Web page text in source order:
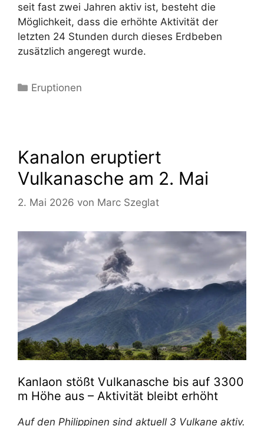
seit fast zwei Jahren aktiv ist, besteht die
Möglichkeit, dass die erhöhte Aktivität der
letzten 24 Stunden durch dieses Erdbeben
zusätzlich angeregt wurde.
Kategorien
Eruptionen
Kanalon eruptiert
Vulkanasche am 2. Mai
2. Mai 2026 von Marc Szeglat
Kanlaon stößt Vulkanasche bis auf 3300
m Höhe aus – Aktivität bleibt erhöht
Auf den Philippinen sind aktuell 3 Vulkane aktiv.